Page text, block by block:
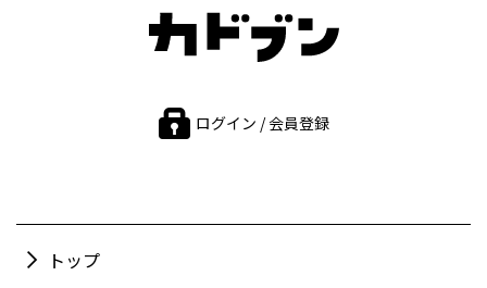
ログイン / 会員登録
トップ